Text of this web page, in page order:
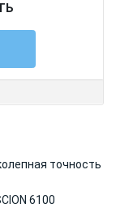
точность
6100